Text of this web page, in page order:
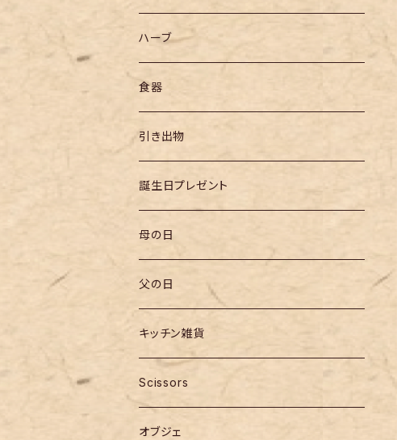
ハーブ
食器
引き出物
誕生日プレゼント
母の日
父の日
キッチン雑貨
Scissors
オブジェ